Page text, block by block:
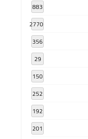
883
2770
356
29
150
252
192
201